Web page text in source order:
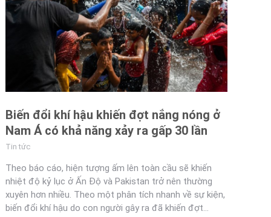
Biến đổi khí hậu khiến đợt nắng nóng ở
Nam Á có khả năng xảy ra gấp 30 lần
Tin tức
Theo báo cáo, hiện tượng ấm lên toàn cầu sẽ khiến
nhiệt độ kỷ lục ở Ấn Độ và Pakistan trở nên thường
xuyên hơn nhiều. Theo một phân tích nhanh về sự kiện,
biến đổi khí hậu do con người gây ra đã khiến đợt…